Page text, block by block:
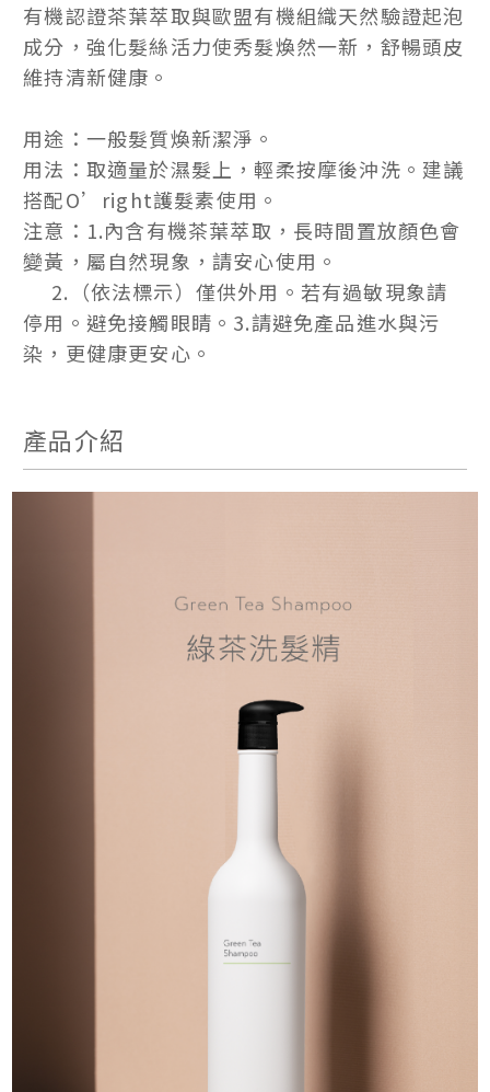
有機認證茶葉萃取與歐盟有機組織天然驗證起泡
成分，強化髮絲活力使秀髮煥然一新，舒暢頭皮
維持清新健康。
用途：一般髮質煥新潔淨。
用法：取適量於濕髮上，輕柔按摩後沖洗。建議
搭配O’right護髮素使用。
注意：1.內含有機茶葉萃取，長時間置放顏色會
變黃，屬自然現象，請安心使用。
2.（依法標示）僅供外用。若有過敏現象請
停用。避免接觸眼睛。3.請避免產品進水與污
染，更健康更安心。
產品介紹